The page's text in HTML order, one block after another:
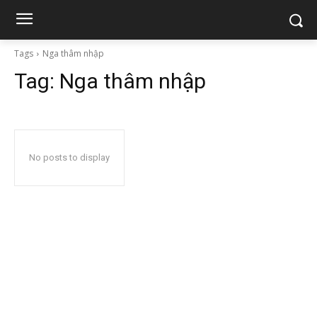
Tags Nga thâm nhập
Tag: Nga thâm nhập
No posts to display